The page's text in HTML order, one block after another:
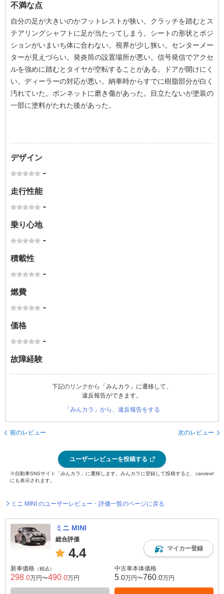
不満な点
自分の足が大きいのかフットレストが狭い。クラッチを踏むとス
テアリングシャフトに足が当たってしまう。シートの形状とポジ
ションがいまいち体に合わない。視界が少し狭い。センターメー
ターが見えづらい。発炎筒の設置場所が悪い。信号発信でアクセ
ルを強めに踏むとタイヤが空転することがある。ドアが開けにく
い。ディーラーの対応が悪い。納車時からすでに樹脂部分が白く
汚れていた。ボンネットに磨き傷があった。目立たないが塗装の
一部に塗料がたれた後があった。
デザイン
-
走行性能
-
乗り心地
-
積載性
-
燃費
-
価格
-
故障経験
下記のリンクから「みんカラ」に遷移して、
違反報告ができます。
「みんカラ」から、違反報告をする
前のレビュー 次のレビュー
ユーザーレビューを投稿する
※自動車SNSサイト「みんカラ」に遷移します。みんカラに登録して投稿すると、carview!
にも表示されます。
ミニ MINI のユーザーレビュー・評価一覧のページに戻る
ミニ MINI
総合評価
4.4 マイカー登録
新車価格 （税込）
298 .0万円〜490 .0万円
中古車本体価格
5 .0万円〜760 .0万円